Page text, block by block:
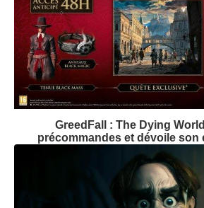
GreedFall : The Dying
précommandes et dévoile son